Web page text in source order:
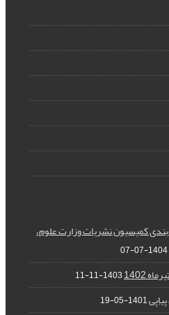
کمیسیون نشریات وزارت علوم،
1404-07-07
1402
1403-11-11
1401-05-19